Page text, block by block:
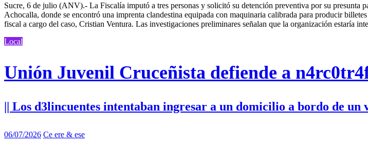
Sucre, 6 de julio (ANV).- La Fiscalía imputó a tres personas y solicitó su detención preventiva por su
Achocalla, donde se encontró una imprenta clandestina equipada con maquinaria calibrada para producir
fiscal a cargo del caso, Cristian Ventura. Las investigaciones preliminares señalan que la organización estaría
Local
Unión Juvenil Cruceñista defiende a
|| Los d3lincuentes intentaban ingresar a un domicilio a bordo de un
06/07/2026 Ce ere & ese